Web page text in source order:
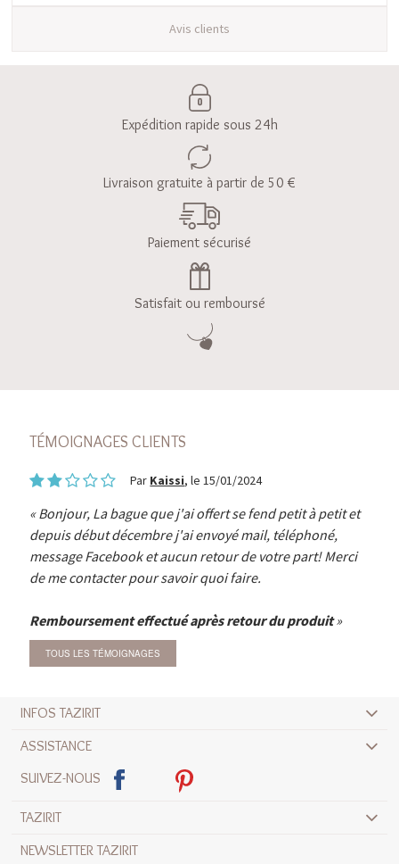
Avis clients
Expédition rapide sous 24h
Livraison gratuite à partir de 50 €
Paiement sécurisé
Satisfait ou remboursé
TÉMOIGNAGES CLIENTS
Par Kaissi, le 15/01/2024
Bonjour, La bague que j'ai offert se fend petit à petit et
depuis début décembre j'ai envoyé mail, téléphoné,
message Facebook et aucun retour de votre part! Merci
de me contacter pour savoir quoi faire.
Remboursement effectué après retour du produit
TOUS LES TÉMOIGNAGES
INFOS TAZIRIT
ASSISTANCE
SUIVEZ-NOUS
TAZIRIT
NEWSLETTER TAZIRIT